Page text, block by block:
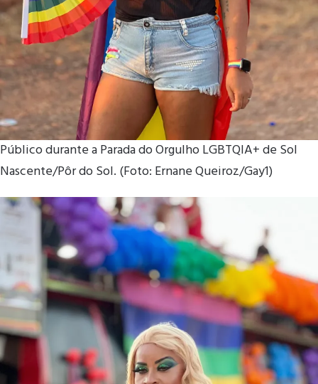
Público durante a Parada do Orgulho LGBTQIA+ de Sol
Nascente/Pôr do Sol. (Foto: Ernane Queiroz/Gay1)